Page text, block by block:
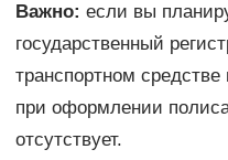
Важно: если вы
государственный
транспортном
при оформлении
отсутствует.